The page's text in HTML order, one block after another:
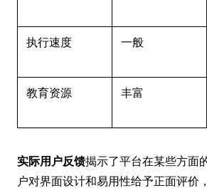
执行速度
一般
教育资源
丰富
实际用户反馈揭示了平台在某些方面
户对界面设计和易用性给予正面评价